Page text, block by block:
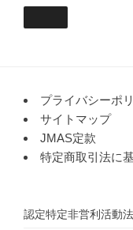
プライバシーポ
サイトマップ
JMAS定款
特定商取引法に
認定特定非営利活動